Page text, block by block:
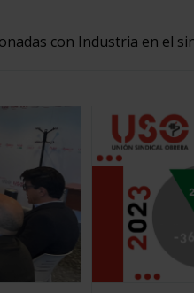
con Industria en el